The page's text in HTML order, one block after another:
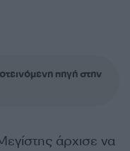
πηγή στην
άρχισε να